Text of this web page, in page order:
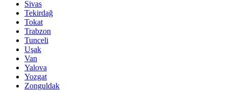
Sivas
Tekirdağ
Tokat
Trabzon
Tunceli
Uşak
Van
Yalova
Yozgat
Zonguldak